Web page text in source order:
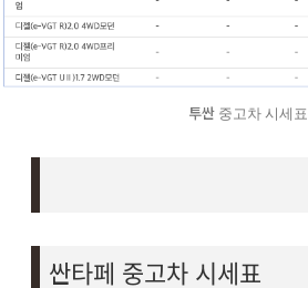
투싼 중고차 시세표
싼타페 중고차 시세표